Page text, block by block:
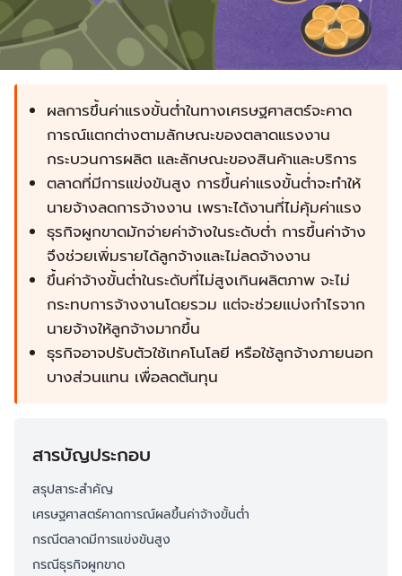
ผลการขึ้นค่าแรงขั้นต่ำในทางเศรษฐศาสตร์จะคาด
การณ์แตกต่างตามลักษณะของตลาดแรงงาน
กระบวนการผลิต และลักษณะของสินค้าและบริการ
ตลาดที่มีการแข่งขันสูง การขึ้นค่าแรงขั้นต่ำจะทำให้
นายจ้างลดการจ้างงาน เพราะได้งานที่ไม่คุ้มค่าแรง
ธุรกิจผูกขาดมักจ่ายค่าจ้างในระดับต่ำ การขึ้นค่าจ้าง
จึงช่วยเพิ่มรายได้ลูกจ้างและไม่ลดจ้างงาน
ขึ้นค่าจ้างขั้นต่ำในระดับที่ไม่สูงเกินผลิตภาพ จะไม่
กระทบการจ้างงานโดยรวม แต่จะช่วยแบ่งกำไรจาก
นายจ้างให้ลูกจ้างมากขึ้น
ธุรกิจอาจปรับตัวใช้เทคโนโลยี หรือใช้ลูกจ้างภายนอก
บางส่วนแทน เพื่อลดต้นทุน
สารบัญประกอบ
สรุปสาระสำคัญ
เศรษฐศาสตร์คาดการณ์ผลขึ้นค่าจ้างขั้นต่ำ
กรณีตลาดมีการแข่งขันสูง
กรณีธุรกิจผูกขาด